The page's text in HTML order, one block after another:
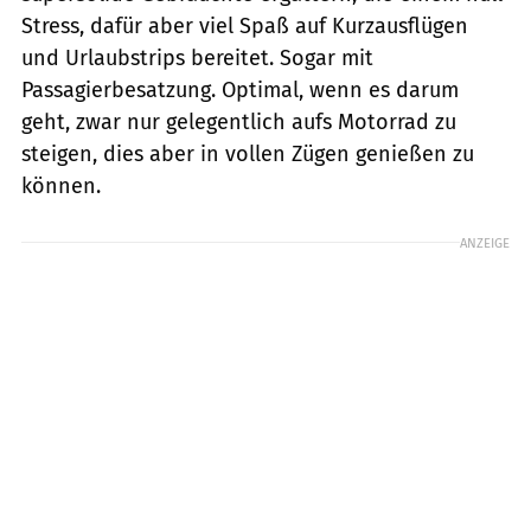
Stress, dafür aber viel Spaß auf Kurzausflügen
und Urlaubstrips bereitet. Sogar mit
Passagierbesatzung. Optimal, wenn es darum
geht, zwar nur gelegentlich aufs Motorrad zu
steigen, dies aber in vollen Zügen genießen zu
können.
ANZEIGE